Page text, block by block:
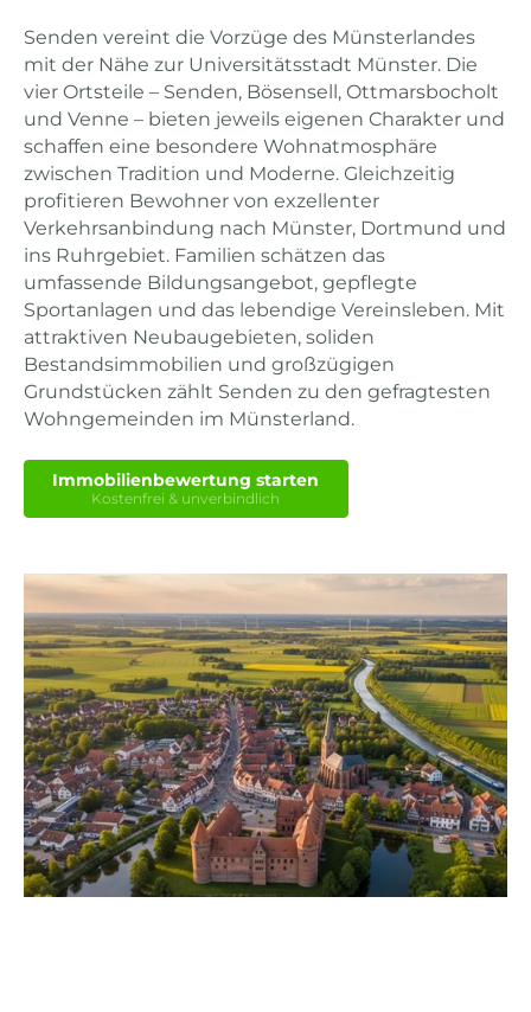
Senden vereint die Vorzüge des Münsterlandes
mit der Nähe zur Universitätsstadt Münster. Die
vier Ortsteile – Senden, Bösensell, Ottmarsbocholt
und Venne – bieten jeweils eigenen Charakter und
schaffen eine besondere Wohnatmosphäre
zwischen Tradition und Moderne. Gleichzeitig
profitieren Bewohner von exzellenter
Verkehrsanbindung nach Münster, Dortmund und
ins Ruhrgebiet. Familien schätzen das
umfassende Bildungsangebot, gepflegte
Sportanlagen und das lebendige Vereinsleben. Mit
attraktiven Neubaugebieten, soliden
Bestandsimmobilien und großzügigen
Grundstücken zählt Senden zu den gefragtesten
Wohngemeinden im Münsterland.
Immobilienbewertung starten
Kostenfrei & unverbindlich